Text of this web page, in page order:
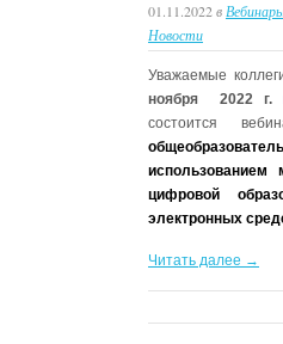
01.11.2022в
Новости
Уважаемые
ноября 2022 г.
состоится
использованием
цифровой
электронных
Читать далее →